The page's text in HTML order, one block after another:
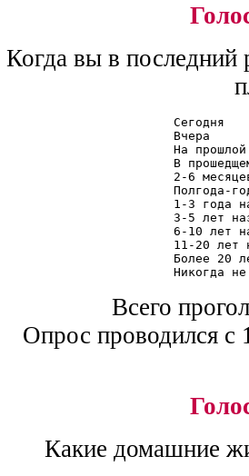
Когда вы в
Сегодня
Вчера
На
В
2-6
Полгода-
1-3 года
3-5 лет
6-10 лет
11-20
Более 20
Всего
Опрос проводился с
Какие домашние